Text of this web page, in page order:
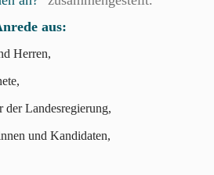
aus:
Herren,
der Landesregierung,
und Kandidaten,